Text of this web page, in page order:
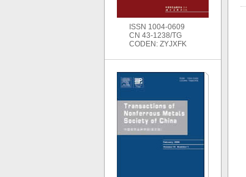
ISSN 1004-0609
CN 43-1238/TG
CODEN: ZYJXFK